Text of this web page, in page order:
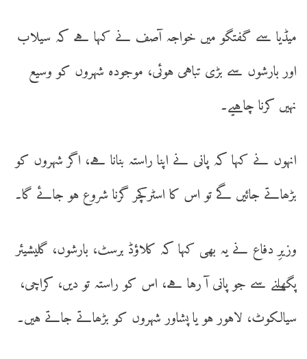
میڈیا سے گفتگو میں خواجہ آصف نے کہا ہے کہ سیلاب
اور بارشوں سے بڑی تباہی ہوئی، موجودہ شہروں کو وسیع
نہیں کرنا چاہیے۔
انہوں نے کہا کہ پانی نے اپنا راستہ بنانا ہے، اگر شہروں کو
بڑھاتے جائیں گے تو اس کا اسٹرکچر گرنا شروع ہو جائے گا۔
وزیرِ دفاع نے یہ بھی کہا کہ کلاؤڈ برسٹ، بارشوں، گلیشیئر
پگھلنے سے جو پانی آ رہا ہے، اس کو راستہ تو دیں، کراچی،
سیالکوٹ، لاہور ہو یا پشاور شہروں کو بڑھاتے جاتے ہیں۔